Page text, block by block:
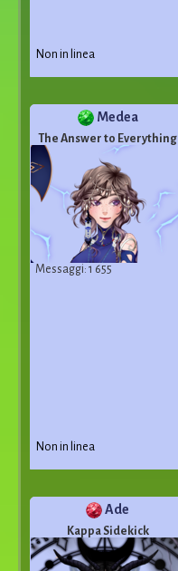
Non in linea
Medea
The Answer to Everything
Messaggi: 1 655
Non in linea
Ade
Kappa Sidekick